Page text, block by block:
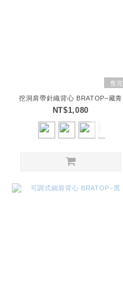
售完
挖洞肩帶針織背心 BRATOP–藏青
NT$1,080